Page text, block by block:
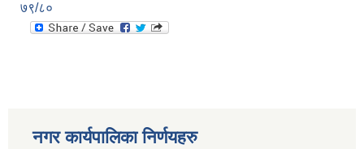
७९/८०
नगर कार्यपालिका निर्णयहरु